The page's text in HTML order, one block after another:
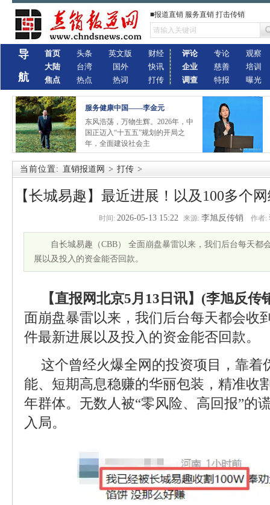
■报道直销 服务直销 打击传销
导
航
首页
大陆
焦点
头条
台湾
热点
英文版
国外
热词
财经
快讯
打传
评论
企业
调查
专论
慈善
特报
观察
培训
曝光
服务健康中国——李金元
东风浩荡，万物生辉。2026年，中
国正迈入“十五五”规划的开局之
年，全面建设社会主
当前位置: 直销报道网 > 打传 >
【长城易趣】最近进展！以及100多个
时间: 2026-05-13 15:22 来源: 李旭反传销 作者:
自长城易趣（CBB） 全面崩盘暴雷以来，我们后台每天都
展以及投入的资金能否回款。
【直报网北京5月13日讯】(李旭反传
面崩盘暴雷以来，我们后台每天都会收
件最新进展以及投入的资金能否回款。
这个曾经火爆全网的投资项目，靠着
能、短期高息稳赚的华丽包装，精准收
年群体。无数人被“零风险、高回报”的
入局。